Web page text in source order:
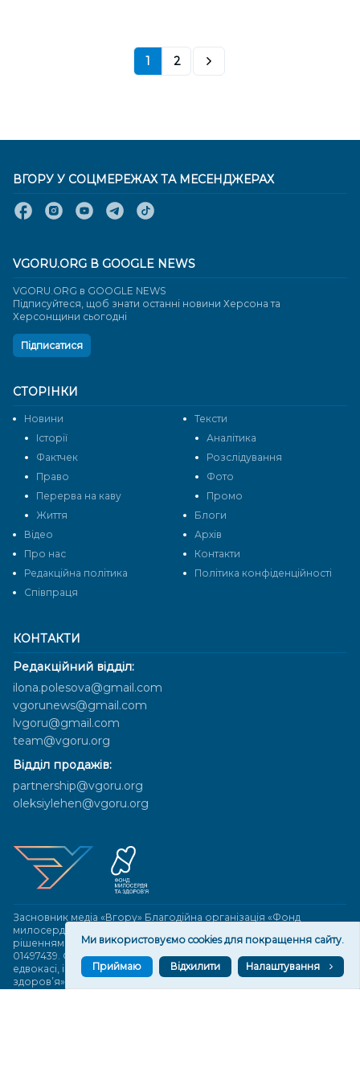
1 2
КОНТАКТИ
Редакційний відділ:
ilona.polesova@gmail.com
vgorunews@gmail.com
lvgoru@gmail.com
team@vgoru.org
Відділ продажів:
partnership@vgoru.org
oleksiylehen@vgoru.org
Засновник медіа «Вгору» Благодійна організація «Фонд
милосердя та здоров'я», ознака неприбутковості - 0036 згідно з
рішенням № 17210346001335 від 06.12.2016 року. Код ЄДРПОУ:
01497439. Основна діяльність – захист прав людини, кампанії
едвокасі, інформаційні кампанії. Місія БО «Фонд милосердя та
здоров’я» – сприяти зміцненню поваги до людської гідності та
СТОРІНКИ
Новини
Тексти
Історії
Аналітика
Фактчек
Розслідування
Право
Фото
Перерва на каву
Промо
Життя
Блоги
Відео
Архів
Про нас
Контакти
Редакційна політика
Політика конфіденційності
Cпівпраця
ВГОРУ У СОЦМЕРЕЖАХ ТА МЕСЕНДЖЕРАХ
VGORU.ORG В GOOGLE NEWS
VGORU.ORG в GOOGLE NEWS
Підписуйтеся, щоб знати останні новини Херсона та
Херсонщини сьогодні
Підписатися
Ми використовуємо cookies для покращення сайту.
Приймаю Відхилити Налаштування